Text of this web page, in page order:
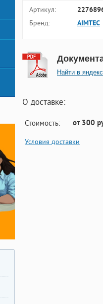
Артикул:
Бренд: AIMTEC
Найти в яндекс
О доставке:
Стоимость: от 300
Условия доставки